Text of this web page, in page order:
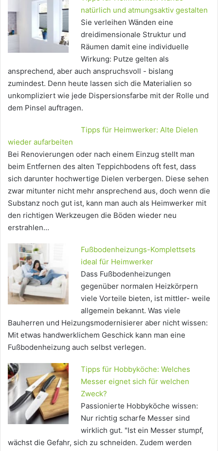
natürlich und atmungsaktiv gestalten
Sie verleihen Wänden eine
dreidimensionale Struktur und
Räumen damit eine individuelle
Wirkung: Putze gelten als
ansprechend, aber auch anspruchsvoll - bislang
zumindest. Denn heute lassen sich die Materialien so
unkompliziert wie jede Dispersionsfarbe mit der Rolle und
dem Pinsel auftragen.
Tipps für Heimwerker: Alte Dielen
wieder aufarbeiten
Bei Renovierungen oder nach einem Einzug stellt man
beim Entfernen des alten Teppichbodens oft fest, dass
sich darunter hochwertige Dielen verbergen. Diese sehen
zwar mitunter nicht mehr ansprechend aus, doch wenn die
Substanz noch gut ist, kann man auch als Heimwerker mit
den richtigen Werkzeugen die Böden wieder neu
erstrahlen…
Fußbodenheizungs-Komplettsets
ideal für Heimwerker
Dass Fußbodenheizungen
gegenüber normalen Heizkörpern
viele Vorteile bieten, ist mittler- weile
allgemein bekannt. Was viele
Bauherren und Heizungsmodernisierer aber nicht wissen:
Mit etwas handwerklichem Geschick kann man eine
Fußbodenheizung auch selbst verlegen.
Tipps für Hobbyköche: Welches
Messer eignet sich für welchen
Zweck?
Passionierte Hobbyköche wissen:
Nur richtig scharfe Messer sind
wirklich gut. "Ist ein Messer stumpf,
wächst die Gefahr, sich zu schneiden. Zudem werden